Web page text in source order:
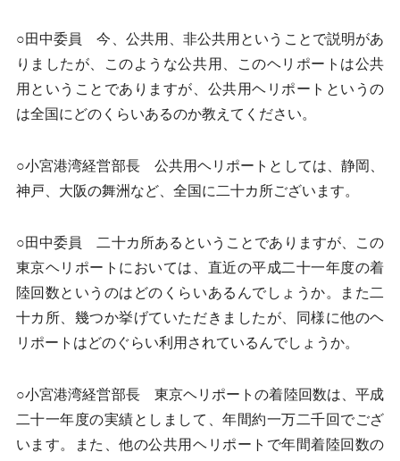
○田中委員 今、公共用、非公共用ということで説明があ
りましたが、このような公共用、このヘリポートは公共
用ということでありますが、公共用ヘリポートというの
は全国にどのくらいあるのか教えてください。
○小宮港湾経営部長 公共用ヘリポートとしては、静岡、
神戸、大阪の舞洲など、全国に二十カ所ございます。
○田中委員 二十カ所あるということでありますが、この
東京ヘリポートにおいては、直近の平成二十一年度の着
陸回数というのはどのくらいあるんでしょうか。また二
十カ所、幾つか挙げていただきましたが、同様に他のヘ
リポートはどのぐらい利用されているんでしょうか。
○小宮港湾経営部長 東京ヘリポートの着陸回数は、平成
二十一年度の実績としまして、年間約一万二千回でござ
います。また、他の公共用ヘリポートで年間着陸回数の